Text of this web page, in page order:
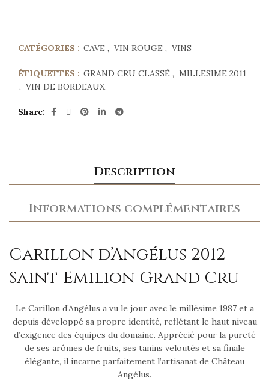
CATÉGORIES : CAVE , VIN ROUGE , VINS
ÉTIQUETTES : GRAND CRU CLASSÉ , MILLESIME 2011
, VIN DE BORDEAUX
Share
Description
Informations complémentaires
Carillon d’Angélus 2012
Saint-Emilion Grand Cru
Le Carillon d’Angélus a vu le jour avec le millésime 1987 et a
depuis développé sa propre identité, reflétant le haut niveau
d’exigence des équipes du domaine. Apprécié pour la pureté
de ses arômes de fruits, ses tanins veloutés et sa finale
élégante, il incarne parfaitement l’artisanat de Château
Angélus.